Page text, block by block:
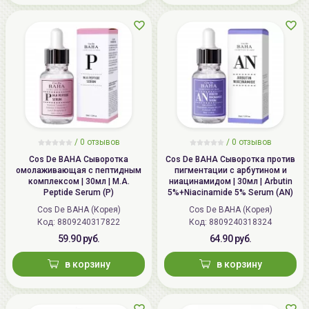
пероксид.
Возможно применение в сочетанных аппаратных
методиках (лазеротерапия, ультразвуковая терапия).
/ 0 отзывов
Cos De BAHA Сыворотка
омолаживающая с пептидным
комплексом | 30мл | M.A.
Peptide Serum (P)
Cos De BAHA (Корея)
Код: 8809240317822
59.90 руб.
в корзину
/ 0 отзывов
Cos De BAHA Сыворотка против
пигментации с арбутином и
ниацинамидом | 30мл | Arbutin
5%+Niacinamide 5% Serum (AN)
Cos De BAHA (Корея)
Код: 8809240318324
64.90 руб.
в корзину